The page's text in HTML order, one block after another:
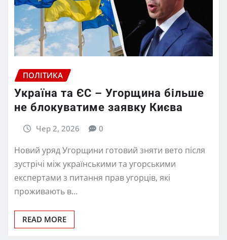
ПОЛІТИКА
Україна та ЄС – Угорщина більше
не блокуватиме заявку Києва
Чер 2, 2026 0
Новий уряд Угорщини готовий зняти вето після
зустрічі між українськими та угорськими
експертами з питання прав угорців, які
проживають в…
READ MORE